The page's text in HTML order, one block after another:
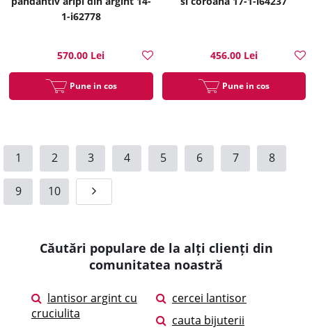
1-i62778
570.00 Lei
Pune in cos
456.00 Lei
Pune in cos
1 2 3 4 5 6 7 8
9 10
Căutări populare de la alți clienți din
comunitatea noastră
lantisor argint cu
cruciulita
cercei lantisor
cauta bijuterii